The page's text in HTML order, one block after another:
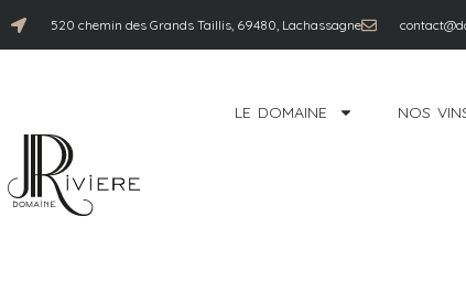
520 chemin des Grands Taillis, 69480, Lachassagne
LE DOMAINE NOS